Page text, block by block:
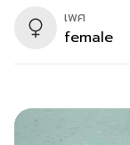
เพศ
female